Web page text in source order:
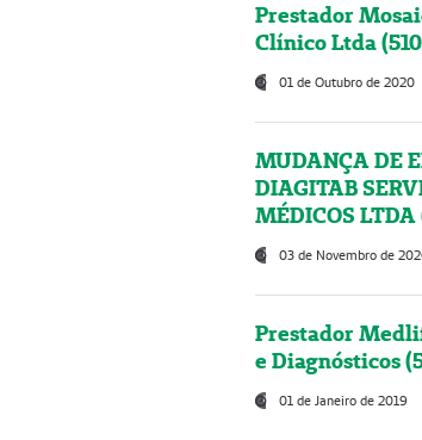
Prestador
Clínico Ltda
01 de Outubro de 2020
MUDANÇA DE
DIAGITAB
MÉDICOS
03 de Novembro de
Prestador
e Diagnósticos
01 de Janeiro de 2019